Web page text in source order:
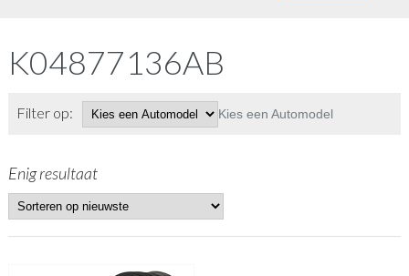
K04877136AB
Filter op: Kies een Automodel
Enig resultaat